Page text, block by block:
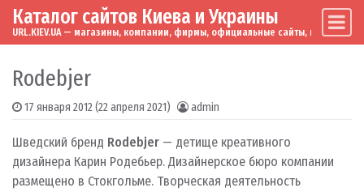
Skip to content
Main Navigation
Каталог сайтов Киева и Украины
URL.KIEV.UA — магазины, компании, фирмы, официальные сайты, мировые
Rodebjer
17 января 2012(22 апреля 2021) admin
Шведский бренд Rodebjer — детище креативного
дизайнера Карин Родебьер. Дизайнерское бюро компании
размещено в Стокгольме. Творческая деятельность